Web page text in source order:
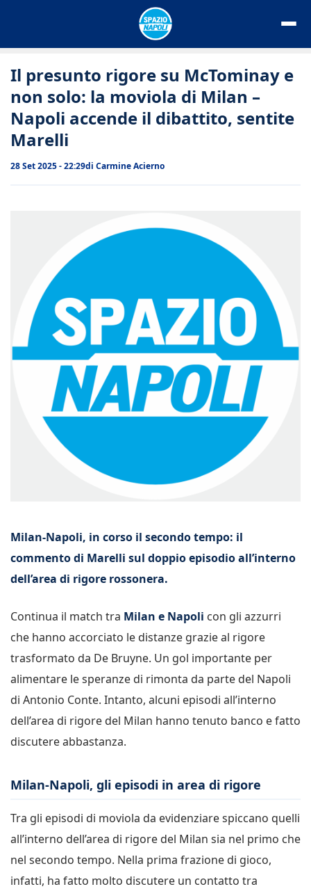
Il presunto rigore su McTominay e
non solo: la moviola di Milan –
Napoli accende il dibattito, sentite
Marelli
28 Set 2025 - 22:29di Carmine Acierno
Milan-Napoli, in corso il secondo tempo: il
commento di Marelli sul doppio episodio all’interno
dell’area di rigore rossonera.
Continua il match tra Milan e Napoli con gli azzurri
che hanno accorciato le distanze grazie al rigore
trasformato da De Bruyne. Un gol importante per
alimentare le speranze di rimonta da parte del Napoli
di Antonio Conte. Intanto, alcuni episodi all’interno
dell’area di rigore del Milan hanno tenuto banco e fatto
discutere abbastanza.
Milan-Napoli, gli episodi in area di rigore
Tra gli episodi di moviola da evidenziare spiccano quelli
all’interno dell’area di rigore del Milan sia nel primo che
nel secondo tempo. Nella prima frazione di gioco,
infatti, ha fatto molto discutere un contatto tra